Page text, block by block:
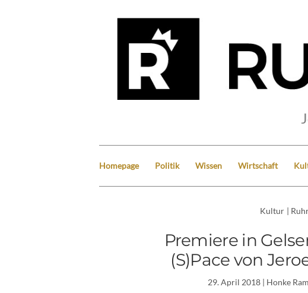
Homepage Politik Wissen Wirtschaft
Kultur |
Premiere in
(S)Pace von
29. April 2018 | Honke